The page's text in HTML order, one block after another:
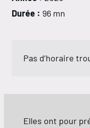
Durée : 96 mn
Pas d’horaire
Elles ont pour